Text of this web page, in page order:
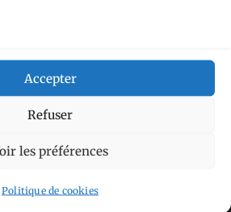
Accepter
Refuser
les préférences
Politique de cookies
bordelAllemagne
Bar
Japon
DéfenseNormandie